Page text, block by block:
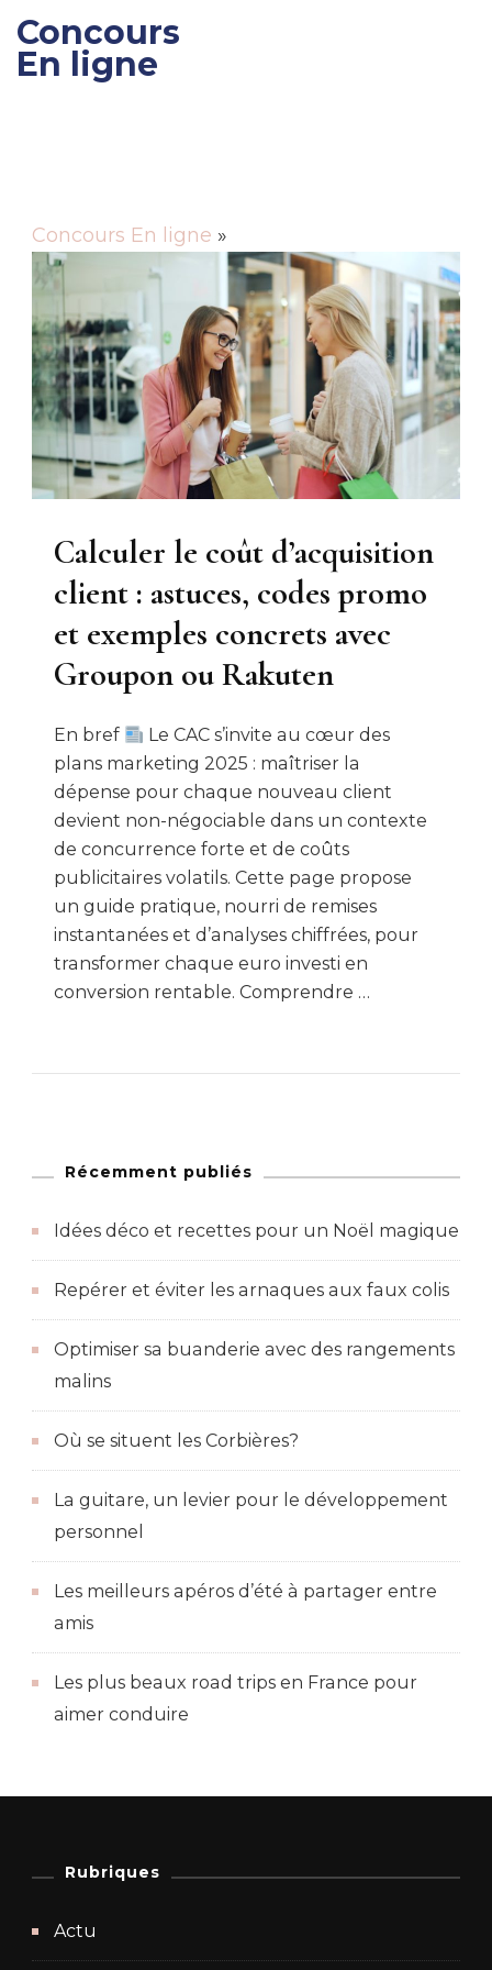
Concours
En ligne
Concours En ligne »
Calculer le coût d’acquisition
client : astuces, codes promo
et exemples concrets avec
Groupon ou Rakuten
En bref
Le CAC s’invite au cœur des
plans marketing 2025 : maîtriser la
dépense pour chaque nouveau client
devient non-négociable dans un contexte
de concurrence forte et de coûts
publicitaires volatils. Cette page propose
un guide pratique, nourri de remises
instantanées et d’analyses chiffrées, pour
transformer chaque euro investi en
conversion rentable. Comprendre …
Récemment publiés
Idées déco et recettes pour un Noël magique
Repérer et éviter les arnaques aux faux colis
Optimiser sa buanderie avec des rangements
malins
Où se situent les Corbières?
La guitare, un levier pour le développement
personnel
Les meilleurs apéros d’été à partager entre
amis
Les plus beaux road trips en France pour
aimer conduire
Rubriques
Actu